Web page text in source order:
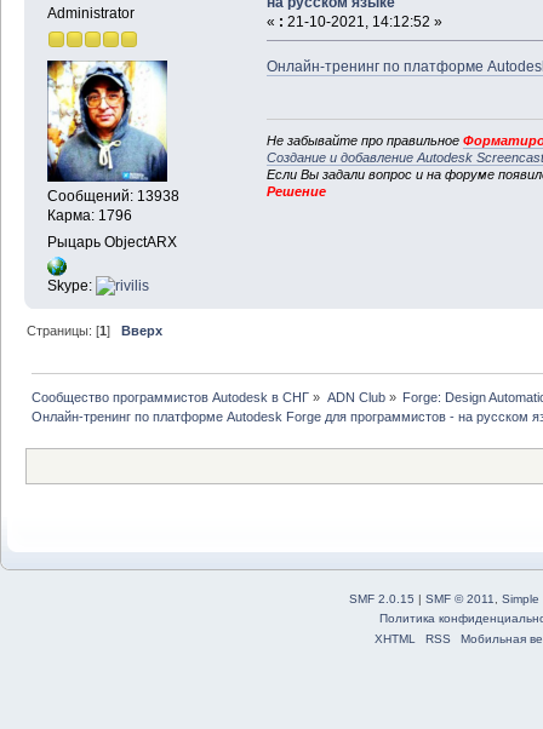
Administrator
Сообщений: 13938
Карма: 1796
Рыцарь ObjectARX
Skype:
« : 21-10-2021, 14:12:52 »
Онлайн-тренинг по платформе
Не забывайте про правильное
Создание и добавление Autodesk
Если Вы задали вопрос и на форуме
Решение
Страницы: [1]Вверх
Сообщество программистов Autodesk в СНГ » ADN Club» Forge: Design
Онлайн-тренинг по платформе Autodesk Forge для программистов - на русском
SMF 2.0.15 | SMF © 2011
Simple
Политика
XHTML
RSS Мобильная